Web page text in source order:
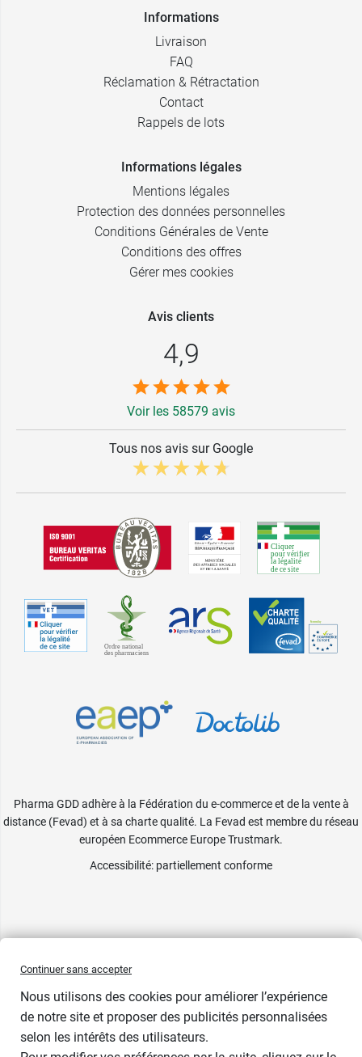
1 cadeau
Informations
Livraison
FAQ
Réclamation & Rétractation
Contact
Rappels de lots
Informations légales
Mentions légales
Protection des données personnelles
Conditions Générales de Vente
Conditions des offres
Gérer mes cookies
Avis clients
4,9
Voir les 58579 avis
Tous nos avis sur Google
Pharma GDD adhère à la Fédération du e-commerce et de la vente à
distance (Fevad) et à sa charte qualité. La Fevad est membre du réseau
européen Ecommerce Europe Trustmark.
Accessibilité: partiellement conforme
Continuer sans accepter
Nous utilisons des cookies pour améliorer l’expérience
de notre site et proposer des publicités personnalisées
selon les intérêts des utilisateurs.